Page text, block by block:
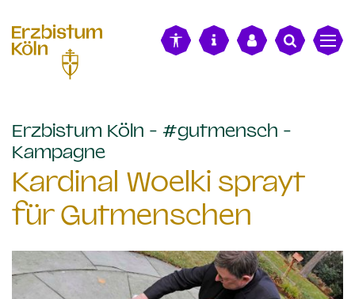
Erzbistum Köln - #gutmensch -
Kampagne:
Kardinal Woelki sprayt
für Gutmenschen